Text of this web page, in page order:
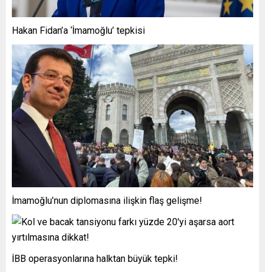
Hakan Fidan’a ‘İmamoğlu’ tepkisi
İmamoğlu’nun diplomasına ilişkin flaş gelişme!
İBB operasyonlarına halktan büyük tepki!